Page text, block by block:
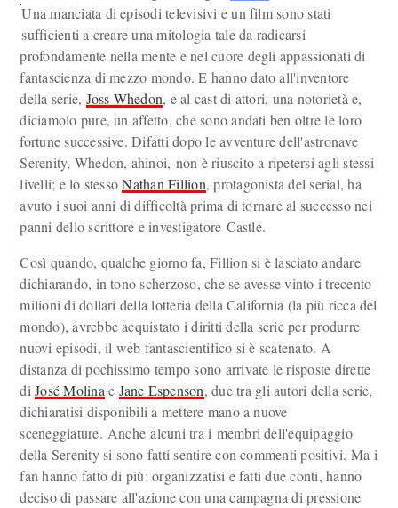
Una manciata di episodi televisivi e un film sono stati
sufficienti a creare una mitologia tale da radicarsi
profondamente nella mente e nel cuore degli appassionati di
fantascienza di mezzo mondo. E hanno dato all'inventore
della serie, Joss Whedon, e al cast di attori, una notorietà e,
diciamolo pure, un affetto, che sono andati ben oltre le loro
fortune successive. Difatti dopo le avventure dell'astronave
Serenity, Whedon, ahinoi, non è riuscito a ripetersi agli stessi
livelli; e lo stessoNathan Fillion, protagonista del serial, ha
avuto i suoi anni di difficoltà prima di tornare al successo nei
panni dello scrittore e investigatore Castle.
Così quando, qualche giorno fa, Fillion si è lasciato andare
dichiarando, in tono scherzoso, che se avesse vinto i trecento
milioni di dollari della lotteria della California (la più ricca del
mondo), avrebbe acquistato i diritti della serie per produrre
nuovi episodi, il web fantascientifico si è scatenato. A
distanza di pochissimo tempo sono arrivate le risposte dirette
diJosé Molina e Jane Espenson, due tra gli autori della serie,
dichiaratisi disponibili a mettere mano a nuove
sceneggiature. Anche alcuni tra i membri dell'equipaggio
della Serenity si sono fatti sentire con commenti positivi. Ma i
fan hanno fatto di più: organizzatisi e fatti due conti, hanno
deciso di passare all'azione con una campagna di pressione